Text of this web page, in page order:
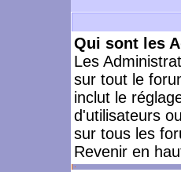
Qui sont les
Les
sur tout le
inclut le
d'utilisateurs
sur tous les
Revenir en